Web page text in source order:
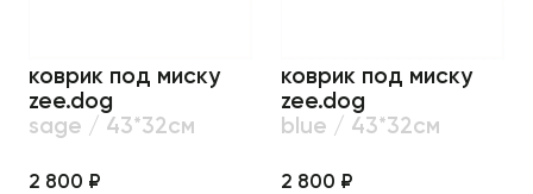
коврик под миску
zee.dog
sage / 43*32см
2 800 ₽
коврик под миску
zee.dog
blue / 43*32см
2 800 ₽